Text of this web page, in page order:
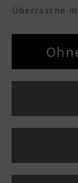
Überrasche